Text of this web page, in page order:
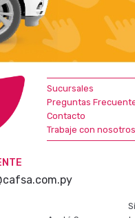
Sucursales
Preguntas
Contacto
Trabaje con nosotros